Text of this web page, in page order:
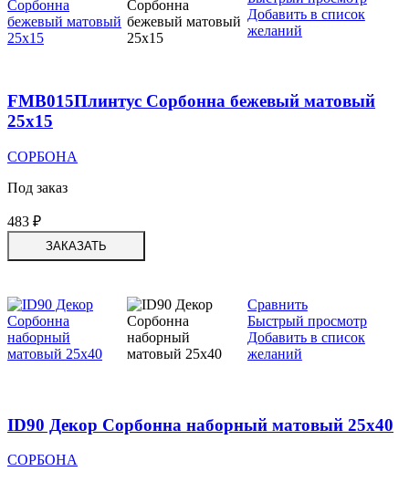
Добавить в список
желаний
FMB015Плинтус Сорбонна бежевый матовый
25х15
СОРБОНА
Под заказ
483 ₽
ЗАКАЗАТЬ
Сравнить
Быстрый просмотр
Добавить в список
желаний
ID90 Декор Сорбонна наборный матовый 25х40
СОРБОНА